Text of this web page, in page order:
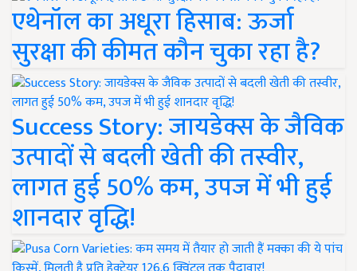
एथेनॉल का अधूरा हिसाब: ऊर्जा
सुरक्षा की कीमत कौन चुका रहा है?
Success Story: जायडेक्स के जैविक
उत्पादों से बदली खेती की तस्वीर,
लागत हुई 50% कम, उपज में भी हुई
शानदार वृद्धि!